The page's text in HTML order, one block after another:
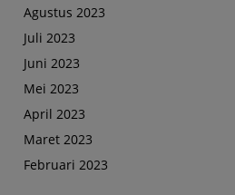
Agustus 2023
Juli 2023
Juni 2023
Mei 2023
April 2023
Maret 2023
Februari 2023